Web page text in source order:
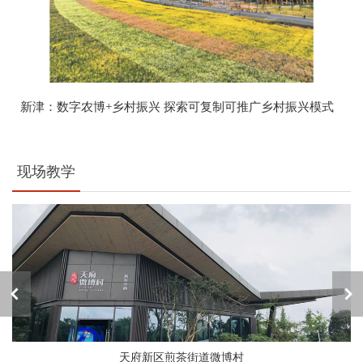
新津：数字农博+乡村振兴 探索可复制可推广乡村振兴模式
现场教学
天府新区煎茶街道微博村